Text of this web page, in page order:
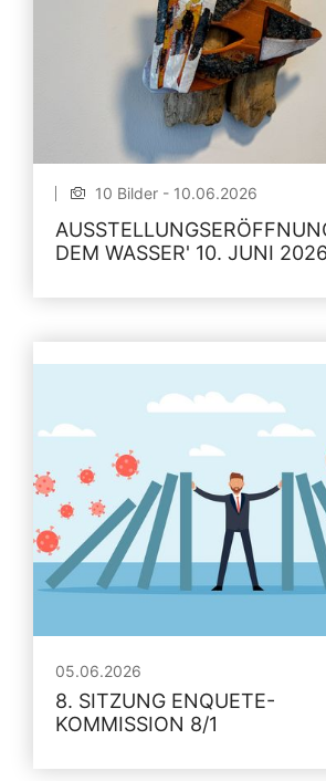
10 Bilder - 10.06.2026
DEM WASSER' 10. JUNI 2026
05.06.2026
8. SITZUNG ENQUETE-
KOMMISSION 8/1